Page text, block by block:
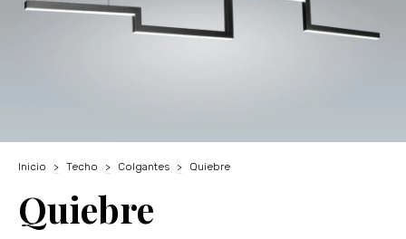
Inicio > Techo > Colgantes > Quiebre
Quiebre